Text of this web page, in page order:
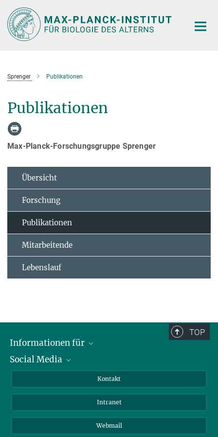
Hauptinhalt
Sprenger Publikationen
Publikationen
Max-Planck-Forschungsgruppe Sprenger
Übersicht
Forschung
Publikationen
Mitarbeitende
Lebenslauf
TOP
Informationen für
Bewerbende
Journalist:innen
Social Media
Bluesky
YouTube
Kontakt
Intranet
Webmail